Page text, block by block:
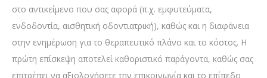
στο αντικείμενο που σας αφορά (π.χ. εμφυτεύματα,
ενδοδοντία, αισθητική οδοντιατρική), καθώς και η διαφάνεια
στην ενημέρωση για το θεραπευτικό πλάνο και το κόστος. Η
πρώτη επίσκεψη αποτελεί καθοριστικό παράγοντα, καθώς σας
επιτρέπει να αξιολογήσετε την επικοινωνία και το επίπεδο